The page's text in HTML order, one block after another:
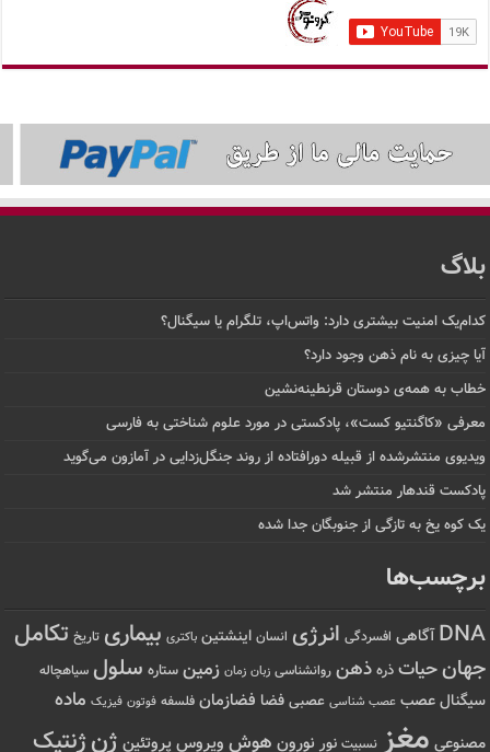
بلاگ
کدام‌یک امنیت بیشتری دارد: واتس‌اپ، تلگرام یا سیگنال؟
آیا چیزی به نام ذهن وجود دارد؟
خطاب به همه‌ی دوستان قرنطینه‌نشین
معرفی «کاگنتیو کست»، پادکستی در مورد علوم شناختی به فارسی
ویدیوی منتشرشده از قبیله دورافتاده‌ از روند جنگل‌زدایی در آمازون می‌گوید
پادکست قندهار منتشر شد
یک کوه یخ به تازگی از جنوبگان جدا شده
برچسب‌ها
DNA آگاهی افسردگی انرژی انسان اینشتین باکتری بیماری تاریخ تکامل
جهانحیات ذره ذهن روانشناسی زبان زمان زمین ستاره سلول سیاهچاله
سیگنال عصب عصب شناسی عصبی فضا فضازمان فلسفه فوتون فیزیک ماده
مصنوعی مغز نسبیت نور نورون هوش ویروس پروتئین ژنژنتیک